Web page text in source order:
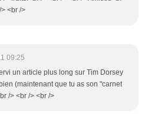
<br />
09:25
un article plus long sur Tim Dorsey
(maintenant que tu as son "carnet
/> <br /> <br />